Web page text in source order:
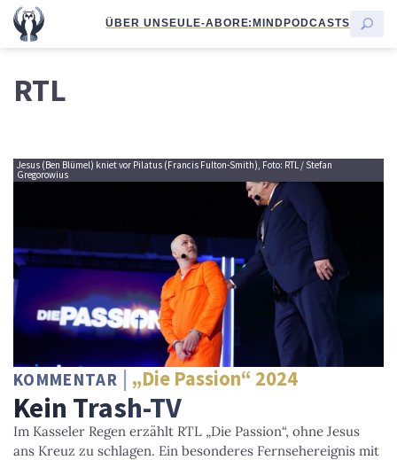
ÜBER UNSEULE-ABORE:MINDPODCASTS
RTL
Jesus (Ben Blümel) kniet vor Pilatus (Francis Fulton-Smith), Foto: RTL / Stefan
Gregorowius
KOMMENTAR „Die Passion“ 2024
Kein Trash-TV
Im Kasseler Regen erzählt RTL „Die Passion“, ohne Jesus
ans Kreuz zu schlagen. Ein besonderes Fernsehereignis mit